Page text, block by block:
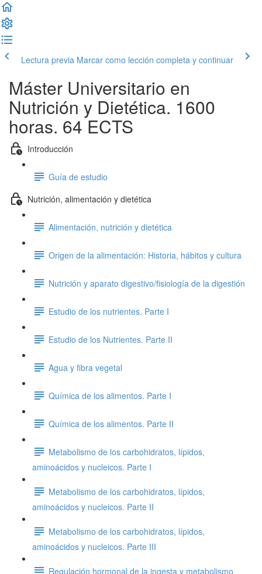
Lectura previa Marcar como lección completa y continuar
Máster Universitario en
Nutrición y Dietética. 1600
horas. 64 ECTS
Introducción
Guía de estudio
Nutrición, alimentación y dietética
Alimentación, nutrición y dietética
Origen de la alimentación: Historia, hábitos y cultura
Nutrición y aparato digestivo/fisiología de la digestión
Estudio de los nutrientes. Parte I
Estudio de los Nutrientes. Parte II
Agua y fibra vegetal
Química de los alimentos. Parte I
Química de los alimentos. Parte II
Metabolismo de los carbohidratos, lípidos,
aminoácidos y nucleicos. Parte I
Metabolismo de los carbohidratos, lípidos,
aminoácidos y nucleicos. Parte II
Metabolismo de los carbohidratos, lípidos,
aminoácidos y nucleicos. Parte III
Regulación hormonal de la ingesta y metabolismo